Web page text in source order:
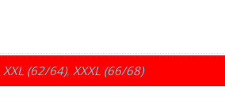
XXL (62/64), XXXL (66/68)